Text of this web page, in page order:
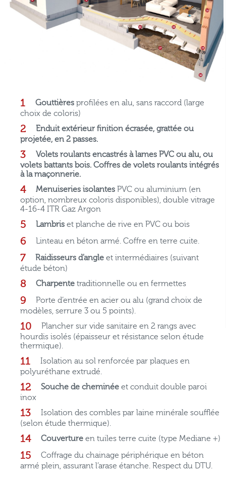
Gouttières profilées en alu, sans raccord (large
choix de coloris)
Enduit extérieur finition écrasée, grattée ou
projetée, en 2 passes.
Volets roulants encastrés à lames PVC ou alu, ou
volets battants bois. Coffres de volets roulants intégrés
à la maçonnerie.
Menuiseries isolantes PVC ou aluminium (en
option, nombreux coloris disponibles), double vitrage
4-16-4 ITR Gaz Argon
Lambris et planche de rive en PVC ou bois
Linteau en béton armé. Coffre en terre cuite.
Raidisseurs d'angle et intermédiaires (suivant
étude béton)
Charpente traditionnelle ou en fermettes
Porte d’entrée en acier ou alu (grand choix de
modèles, serrure 3 ou 5 points).
Plancher sur vide sanitaire en 2 rangs avec
hourdis isolés (épaisseur et résistance selon étude
thermique).
Isolation au sol renforcée par plaques en
polyuréthane extrudé.
Souche de cheminée et conduit double paroi
inox
Isolation des combles par laine minérale soufflée
(selon étude thermique).
Couverture en tuiles terre cuite (type Mediane +)
Coffrage du chainage périphérique en béton
armé plein, assurant l’arase étanche. Respect du DTU.